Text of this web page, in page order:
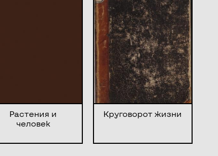
Растения и
человек
Круговорот жизни